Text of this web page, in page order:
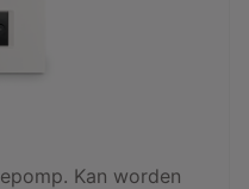
Kan worden